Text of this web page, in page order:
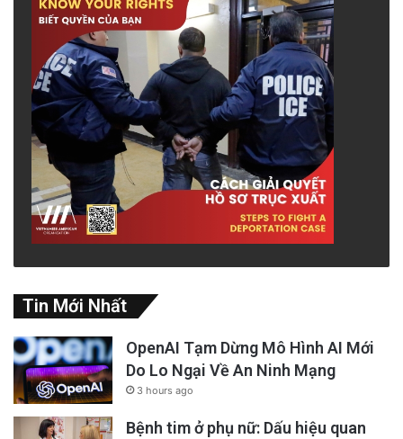
Tin Mới Nhất
OpenAI Tạm Dừng Mô Hình AI Mới
Do Lo Ngại Về An Ninh Mạng
3 hours ago
Bệnh tim ở phụ nữ: Dấu hiệu quan